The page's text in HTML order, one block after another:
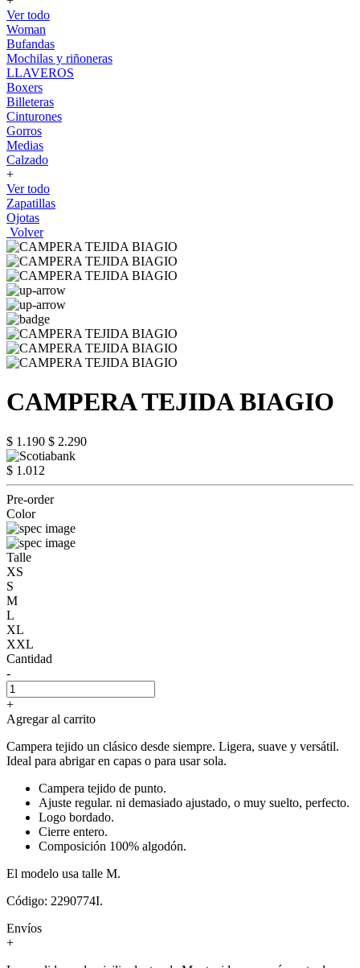
Ver todo
Woman
Bufandas
Mochilas y riñoneras
LLAVEROS
Boxers
Billeteras
Cinturones
Gorros
Medias
Calzado
+
Ver todo
Zapatillas
Ojotas
Volver
CAMPERA TEJIDA BIAGIO
$ 1.190 $ 2.290
$ 1.012
Pre-order
Color
Talle
XS
S
M
L
XL
XXL
Cantidad
-
+
Agregar al carrito
Campera tejido un clásico desde siempre. Ligera, suave y versátil.
Ideal para abrigar en capas o para usar sola.
Campera tejido de punto.
Ajuste regular. ni demasiado ajustado, o muy suelto, perfecto.
Logo bordado.
Cierre entero.
Composición 100% algodón.
El modelo usa talle M.
Código: 2290774I.
Envíos
+